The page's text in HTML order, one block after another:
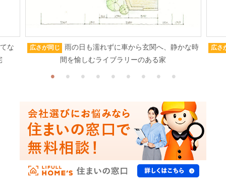
な
広さが同じ
雨の日も濡れずに車から玄関へ、静かな時
間を愉しむライブラリーのある家
広さ